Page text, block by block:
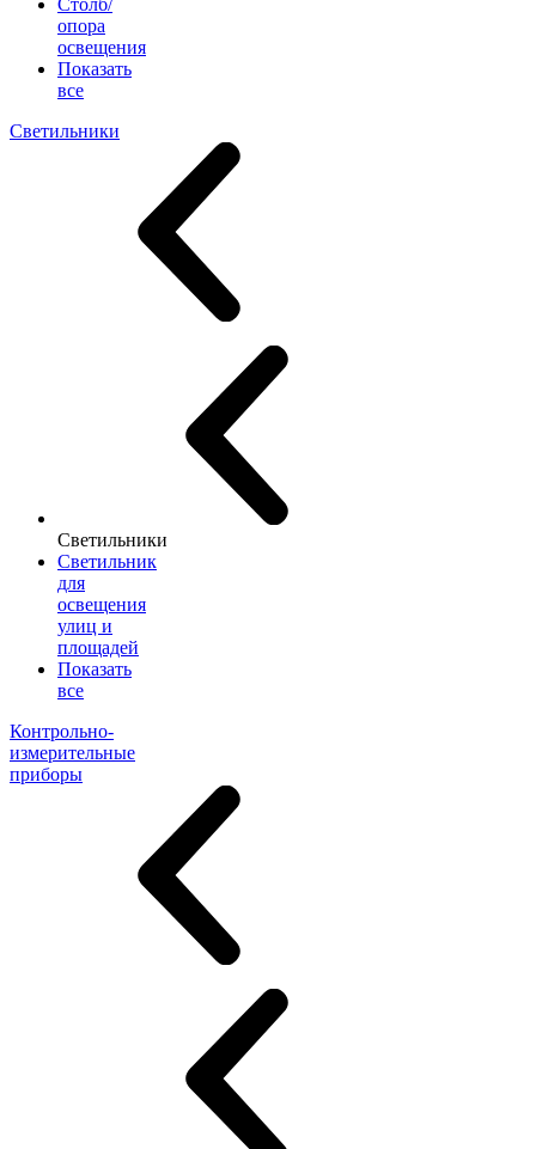
Столб/
опора
освещения
Показать
все
Светильники
Светильники
Светильник
для
освещения
улиц и
площадей
Показать
все
Контрольно-
измерительные
приборы